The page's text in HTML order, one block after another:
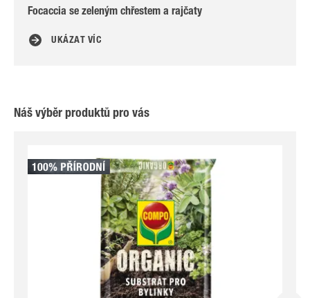
Focaccia se zeleným chřestem a rajčaty
UKÁZAT VÍC
Náš výběr produktů pro vás